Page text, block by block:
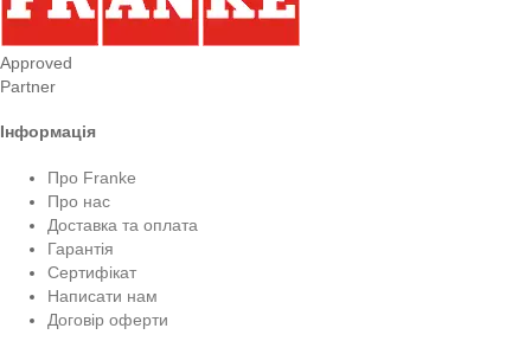
Approved
Partner
Інформація
Про Franke
Про нас
Доставка та оплата
Гарантія
Сертифікат
Написати нам
Договір оферти